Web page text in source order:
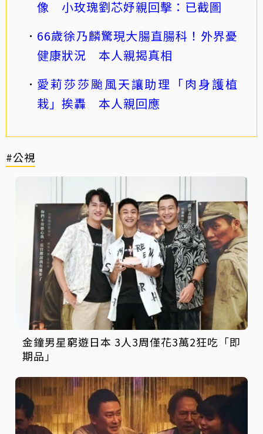
像 小玫瑰劉芯妤親回擊：已截圖
66歲徐乃麟驚現大腸直腸科！外界憂
健康狀況 本人親揭真相
愛莉莎莎颱風天讓助理「肉身護植
栽」挨轟 本人親回應
#公視
金鐘男星窮遊日本 3人3周僅花3萬2狂吃「即
期品」